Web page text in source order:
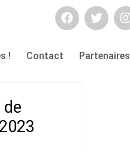
! Contact Partenaires
de